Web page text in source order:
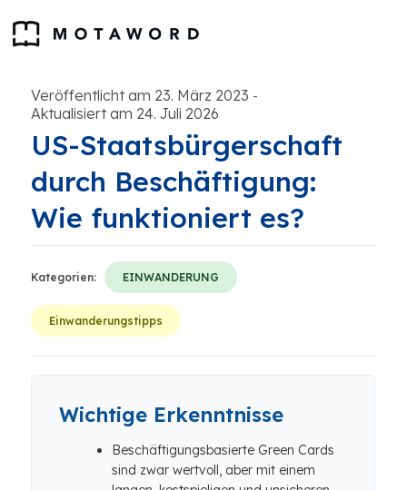
Veröffentlicht am 23. März 2023 -
Aktualisiert am 24. Juli 2026
US-Staatsbürgerschaft
durch Beschäftigung:
Wie funktioniert es?
Kategorien: EINWANDERUNG
Einwanderungstipps
Wichtige Erkenntnisse
Beschäftigungsbasierte Green Cards
sind zwar wertvoll, aber mit einem